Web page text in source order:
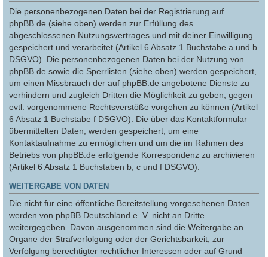
Die personenbezogenen Daten bei der Registrierung auf
phpBB.de (siehe oben) werden zur Erfüllung des
abgeschlossenen Nutzungsvertrages und mit deiner Einwilligung
gespeichert und verarbeitet (Artikel 6 Absatz 1 Buchstabe a und b
DSGVO). Die personenbezogenen Daten bei der Nutzung von
phpBB.de sowie die Sperrlisten (siehe oben) werden gespeichert,
um einen Missbrauch der auf phpBB.de angebotene Dienste zu
verhindern und zugleich Dritten die Möglichkeit zu geben, gegen
evtl. vorgenommene Rechtsverstöße vorgehen zu können (Artikel
6 Absatz 1 Buchstabe f DSGVO). Die über das Kontaktformular
übermittelten Daten, werden gespeichert, um eine
Kontaktaufnahme zu ermöglichen und um die im Rahmen des
Betriebs von phpBB.de erfolgende Korrespondenz zu archivieren
(Artikel 6 Absatz 1 Buchstaben b, c und f DSGVO).
WEITERGABE VON DATEN
Die nicht für eine öffentliche Bereitstellung vorgesehenen Daten
werden von phpBB Deutschland e. V. nicht an Dritte
weitergegeben. Davon ausgenommen sind die Weitergabe an
Organe der Strafverfolgung oder der Gerichtsbarkeit, zur
Verfolgung berechtigter rechtlicher Interessen oder auf Grund